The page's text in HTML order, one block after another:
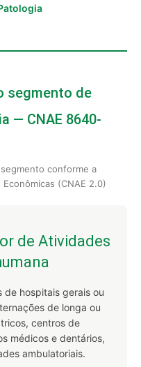
segmento de
— CNAE 8640-
conforme a
(CNAE 2.0)
de Atividades
de hospitais gerais ou
de longa ou
centros de
médicos e dentários,
ambulatoriais.